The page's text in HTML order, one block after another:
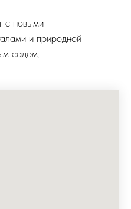
с новыми
и природной
садом.